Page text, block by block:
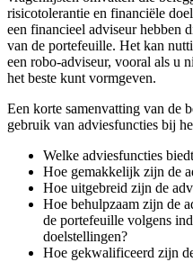
risicotolerantie en financiële
een financieel adviseur hebben
van de portefeuille. Het kan
een robo-adviseur, vooral als u
het beste kunt vormgeven.
Een korte samenvatting van de
gebruik van adviesfuncties bij
Welke adviesfuncties
Hoe gemakkelijk zijn de
Hoe uitgebreid zijn de
Hoe behulpzaam zijn de
de portefeuille volgens
doelstellingen?
Hoe gekwalificeerd zijn